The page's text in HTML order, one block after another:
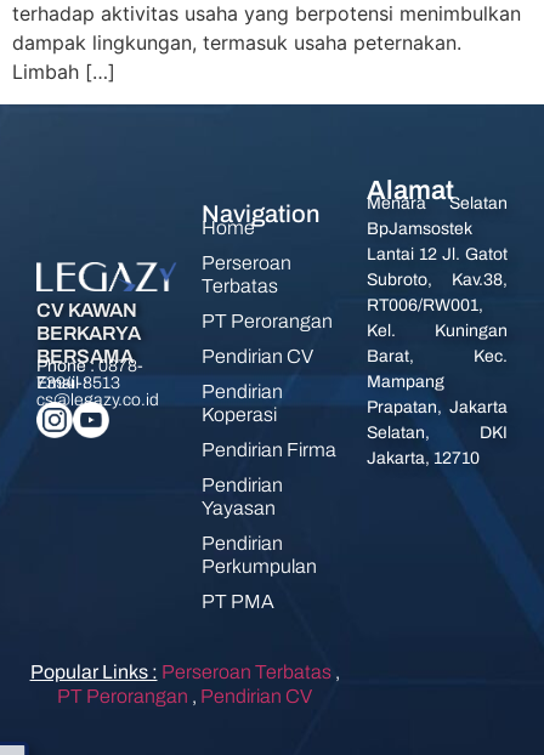
terhadap aktivitas usaha yang berpotensi menimbulkan
dampak lingkungan, termasuk usaha peternakan.
Limbah […]
CV KAWAN
BERKARYA
BERSAMA
Phone :0878-
7394-8513
Email :
cs@legazy.co.id
Navigation
Home
Perseroan
Terbatas
PT Perorangan
Pendirian CV
Pendirian
Koperasi
Pendirian Firma
Pendirian
Yayasan
Pendirian
Perkumpulan
PT PMA
Alamat
Menara Selatan
BpJamsostek
Lantai 12 Jl. Gatot
Subroto, Kav.38,
RT006/RW001,
Kel. Kuningan
Barat, Kec.
Mampang
Prapatan, Jakarta
Selatan, DKI
Jakarta, 12710
Popular Links : Perseroan Terbatas ,
PT Perorangan , Pendirian CV